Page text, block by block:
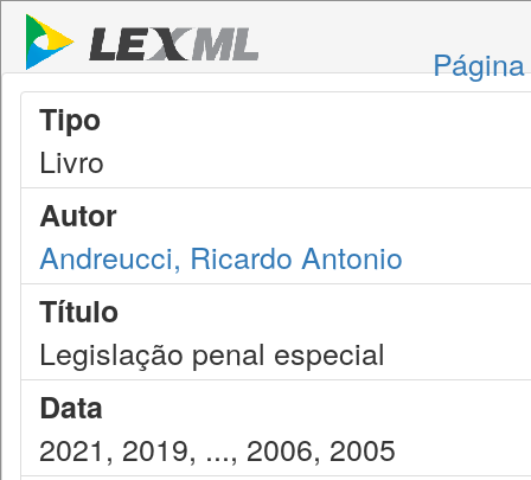
Tipo
Livro
Autor
Andreucci, Ricardo Antonio
Título
Legislação penal especial
Data
2021, 2019, ..., 2006, 2005